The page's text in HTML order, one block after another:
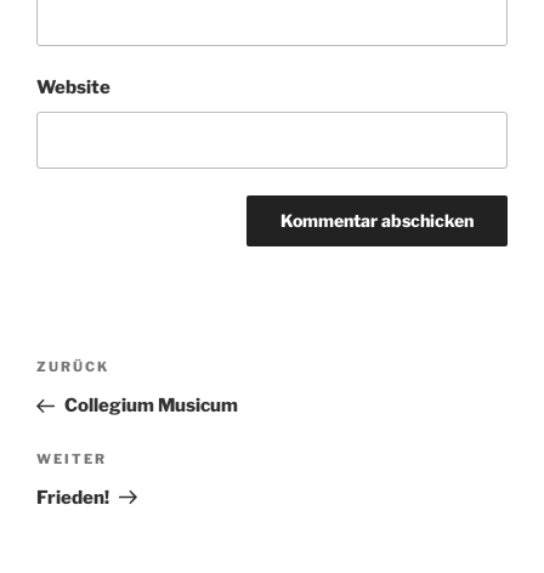
Website
Beitragsnavigation
Vorheriger
Beitrag
ZURÜCK
Collegium Musicum
Nächster
Beitrag
WEITER
Frieden!